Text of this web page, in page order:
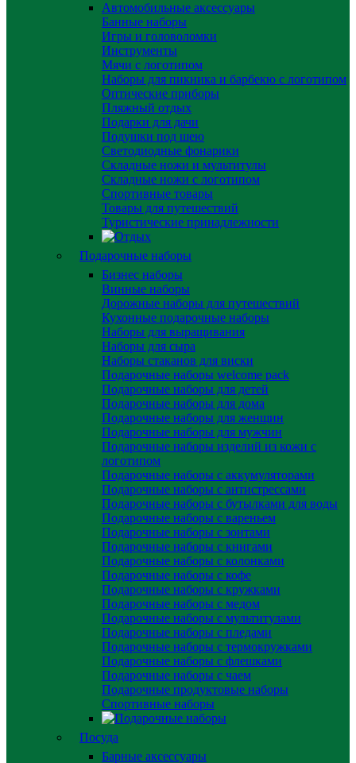
Автомобильные аксессуары
Банные наборы
Игры и головоломки
Инструменты
Мячи с логотипом
Наборы для пикника и барбекю с логотипом
Оптические приборы
Пляжный отдых
Подарки для дачи
Подушки под шею
Светодиодные фонарики
Складные ножи и мультитулы
Складные ножи с логотипом
Спортивные товары
Товары для путешествий
Туристические принадлежности
Подарочные наборы
Бизнес наборы
Винные наборы
Дорожные наборы для путешествий
Кухонные подарочные наборы
Наборы для выращивания
Наборы для сыра
Наборы стаканов для виски
Подарочные наборы welcome pack
Подарочные наборы для детей
Подарочные наборы для дома
Подарочные наборы для женщин
Подарочные наборы для мужчин
Подарочные наборы изделий из кожи с
логотипом
Подарочные наборы с аккумуляторами
Подарочные наборы с антистрессами
Подарочные наборы с бутылками для воды
Подарочные наборы с вареньем
Подарочные наборы с зонтами
Подарочные наборы с книгами
Подарочные наборы с колонками
Подарочные наборы с кофе
Подарочные наборы с кружками
Подарочные наборы с медом
Подарочные наборы с мультитулами
Подарочные наборы с пледами
Подарочные наборы с термокружками
Подарочные наборы с флешками
Подарочные наборы с чаем
Подарочные продуктовые наборы
Спортивные наборы
Посуда
Барные аксессуары